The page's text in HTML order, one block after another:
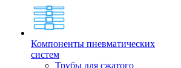
Компоненты пневматических
систем
Трубы для сжатого